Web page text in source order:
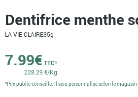
Dentifrice menthe
LA VIE CLAIRE35g
7.99€ TTC*
228.29 €/Kg
*Prix public conseillé. Il sera personnalisé selon le